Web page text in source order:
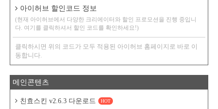
아이허브 할인코드 정보
(현재 아이허브에서 다양한 크리에이터와 할인 프로모션을 진행 중입니
다. 여기를 클릭하셔서 할인 코드를 확인하세요!)
클릭하시면 위의 코드가 모두 적용된 아이허브 홈페이지로 바로 이
동합니다.
메인콘텐츠
친효스킨 v2.6.3 다운로드 HOT